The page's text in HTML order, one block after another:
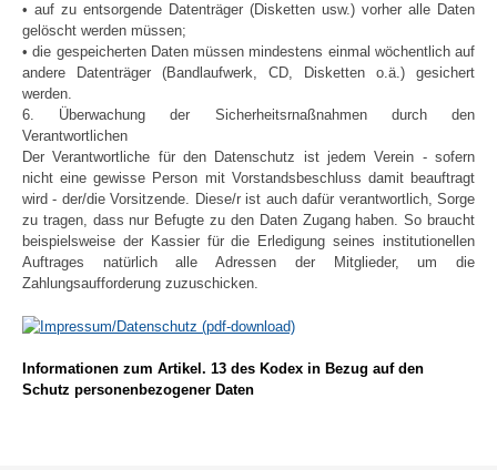
• auf zu entsorgende Datenträger (Disketten usw.) vorher alle Daten
gelöscht werden müssen;
• die gespeicherten Daten müssen mindestens einmal wöchentlich auf
andere Datenträger (Bandlaufwerk, CD, Disketten o.ä.) gesichert
werden.
6. Überwachung der Sicherheitsrnaßnahmen durch den
Verantwortlichen
Der Verantwortliche für den Datenschutz ist jedem Verein - sofern
nicht eine gewisse Person mit Vorstandsbeschluss damit beauftragt
wird - der/die Vorsitzende. Diese/r ist auch dafür verantwortlich, Sorge
zu tragen, dass nur Befugte zu den Daten Zugang haben. So braucht
beispielsweise der Kassier für die Erledigung seines institutionellen
Auftrages natürlich alle Adressen der Mitglieder, um die
Zahlungsaufforderung zuzuschicken.
Informationen zum Artikel. 13 des Kodex in Bezug auf den
Schutz personenbezogener Daten